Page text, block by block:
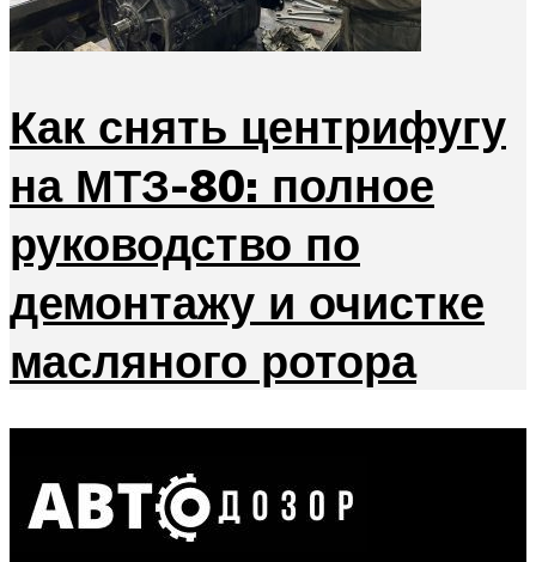
Как снять центрифугу
на МТЗ-80: полное
руководство по
демонтажу и очистке
масляного ротора